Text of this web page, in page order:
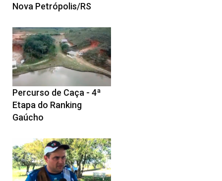
Nova Petrópolis/RS
Percurso de Caça - 4ª
Etapa do Ranking
Gaúcho